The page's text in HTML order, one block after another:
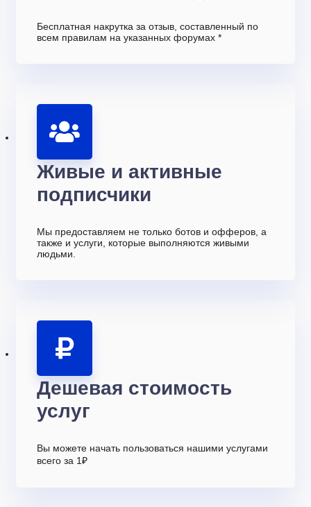
Бесплатная накрутка за отзыв, составленный по
всем правилам на указанных форумах *
Живые и активные
подписчики
Мы предоставляем не только ботов и офферов, а
также и услуги, которые выполняются живыми
людьми.
Дешевая стоимость
услуг
Вы можете начать пользоваться нашими услугами
всего за 1₽